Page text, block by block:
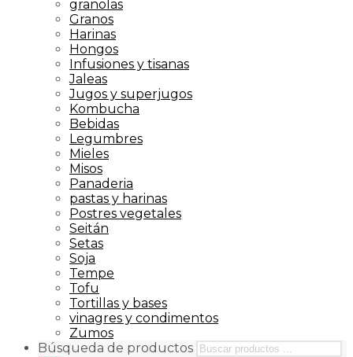
granolas
Granos
Harinas
Hongos
Infusiones y tisanas
Jaleas
Jugos y superjugos
Kombucha
Bebidas
Legumbres
Mieles
Misos
Panaderia
pastas y harinas
Postres vegetales
Seitán
Setas
Soja
Tempe
Tofu
Tortillas y bases
vinagres y condimentos
Zumos
Búsqueda de productos